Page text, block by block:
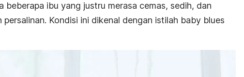
beberapa ibu yang justru merasa cemas, sedih, dan
persalinan. Kondisi ini dikenal dengan istilah baby blues